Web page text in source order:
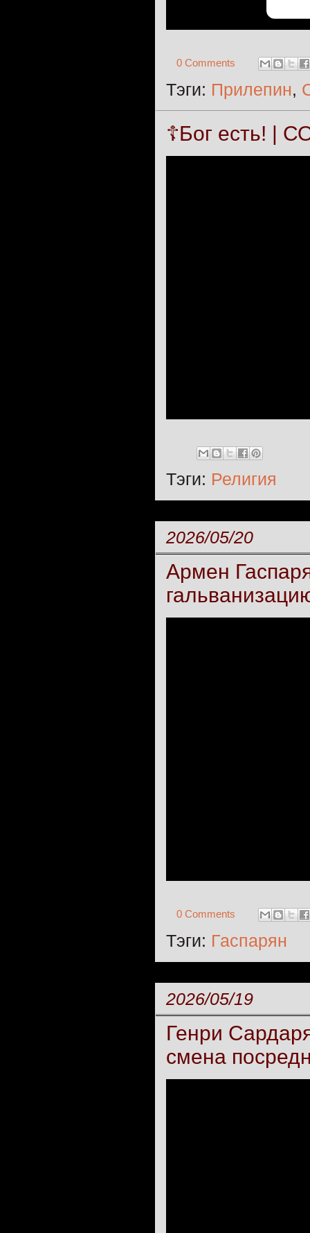
0 Comments
Тэги: Прилепин,
☦️Бог есть! |
Тэги: Религия
2026/05/20
Армен
0 Comments
Тэги: Гаспарян
2026/05/19
Генри
смена